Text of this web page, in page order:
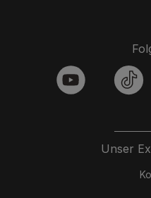
Unser
youtube tiktok